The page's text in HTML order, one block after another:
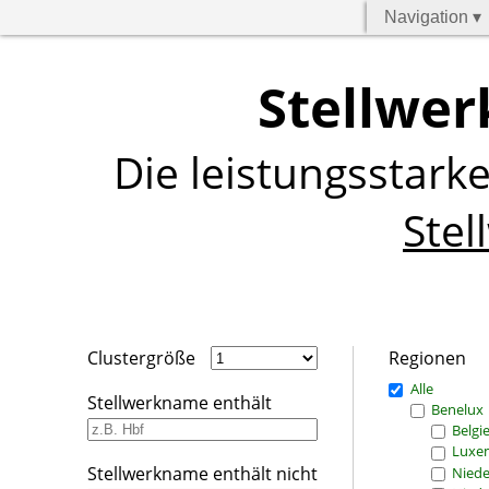
Navigation ▾
Die
Clustergröße
Stellwerkname enthält
Stellwerkname enthält nicht
Regionen
Alle
Benelux